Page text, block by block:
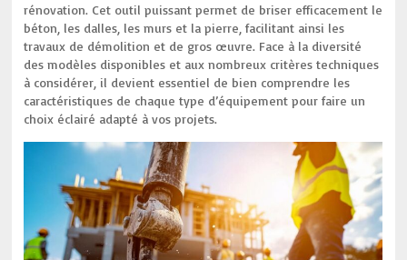
rénovation. Cet outil puissant permet de briser efficacement le
béton, les dalles, les murs et la pierre, facilitant ainsi les
travaux de démolition et de gros œuvre. Face à la diversité
des modèles disponibles et aux nombreux critères techniques
à considérer, il devient essentiel de bien comprendre les
caractéristiques de chaque type d’équipement pour faire un
choix éclairé adapté à vos projets.